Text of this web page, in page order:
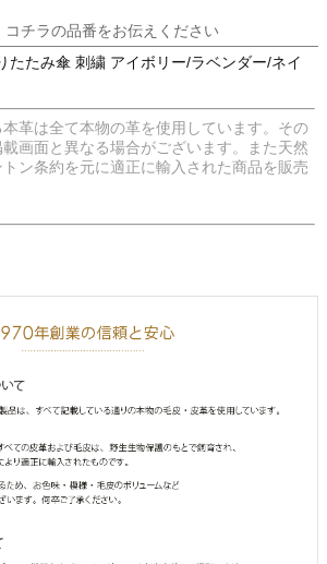
チラの品番をお伝えください
たたみ傘 刺繍 アイボリー/ラベンダー/ネイ
革は全て本物の革を使用しています。その
画面と異なる場合がございます。また天然
ン条約を元に適正に輸入された商品を販売